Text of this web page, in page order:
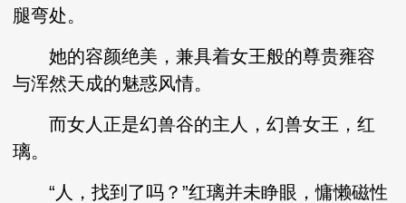
腿弯处。
她的容颜绝美，兼具着女王般的尊贵雍容
与浑然天成的魅惑风情。
而女人正是幻兽谷的主人，幻兽女王，红
璃。
“人，找到了吗？”红璃并未睁眼，慵懒磁性